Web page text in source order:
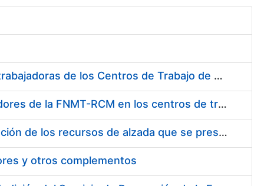
Suministro de Protectores Auditivos a medida para las personas trabajadoras de los Centros de Trabajo de Madrid y Burgos
Suministro de gafas graduadas antiproyecciones para los trabajadores de la FNMT-RCM en los centros de trabajo de Madrid y Burgos
Servicios de una empresa externa para el asesoramiento y resolución de los recursos de alzada que se presentan relacionados con procesos de selección para la FNMT-RCM
y otros complementos